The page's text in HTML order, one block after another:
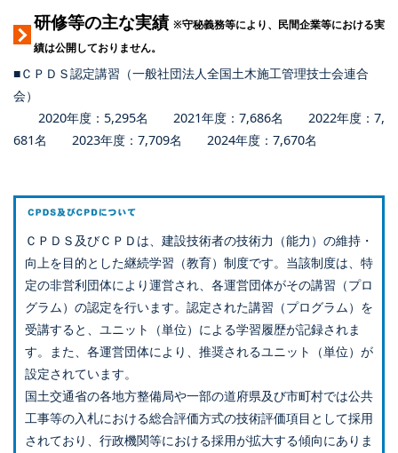
研修等の主な実績 ※守秘義務等により、民間企業等における実
績は公開しておりません。
■ＣＰＤＳ認定講習（一般社団法人全国土木施工管理技士会連合
会）
2020年度：5,295名 2021年度：7,686名 2022年度：7,
681名 2023年度：7,709名 2024年度：7,670名
ＣＰＤＳ及びＣＰＤは、建設技術者の技術力（能力）の維持・
向上を目的とした継続学習（教育）制度です。当該制度は、特
定の非営利団体により運営され、各運営団体がその講習（プロ
グラム）の認定を行います。認定された講習（プログラム）を
受講すると、ユニット（単位）による学習履歴が記録されま
す。また、各運営団体により、推奨されるユニット（単位）が
設定されています。
国土交通省の各地方整備局や一部の道府県及び市町村では公共
工事等の入札における総合評価方式の技術評価項目として採用
されており、行政機関等における採用が拡大する傾向にありま